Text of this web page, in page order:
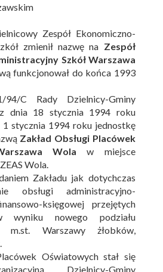
Zespół Ekonomiczno-
zmienił nazwę na Zespół
Szkół Warszawa
funkcjonował do końca 1993
C Rady Dzielnicy-Gminy
dnia 18 stycznia 1994 roku
1 stycznia 1994 roku jednostkę
Zakład Obsługi Placówek
Wola w miejsce
Wola.
Zakładu jak dotychczas
obsługi administracyjno-
księgowej przejętych
nowego podziału
m.st. Warszawy żłobków,
Oświatowych stał się
Dzielnicy-Gminy